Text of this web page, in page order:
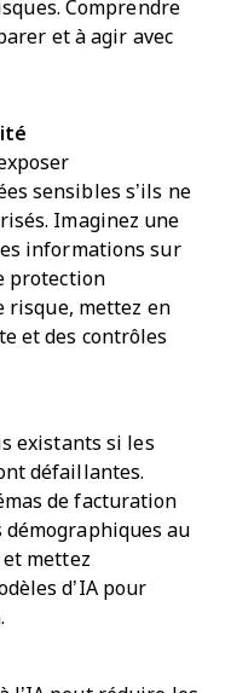
Comprendre
et à agir avec
sensibles s’ils ne
Imaginez une
informations sur
protection
risque, mettez en
et des contrôles
existants si les
défaillantes.
de facturation
au
mettez
d’IA pour